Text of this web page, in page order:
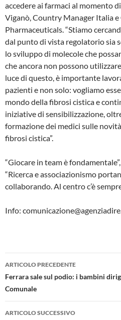
accedere ai farmaci al momento
Viganò, Country Manager Italia e
Pharmaceuticals. “Stiamo
dal punto di vista regolatorio sia
lo sviluppo di molecole che
che ancora non possono
luce di questo, è importante
pazienti e non solo: vogliamo
mondo della fibrosi cistica e
iniziative di sensibilizzazione,
formazione dei medici sulle
fibrosi cistica”.
“Giocare in team è
“Ricerca e associazionismo
collaborando. Al centro c’è
Info:
Navigazione
articolo
ARTICOLO PRECEDENTE
Ferrara sale sul podio: i bambini
Comunale
ARTICOLO SUCCESSIVO